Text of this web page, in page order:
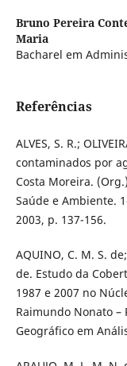
Bruno Pereira
Maria
Bacharel em
Referências
ALVES, S. R.;
contaminados por
Costa Moreira.
Saúde e Ambiente.
2003, p. 137-156.
AQUINO, C. M. S.
de. Estudo da
1987 e 2007 no
Raimundo Nonato –
Geográfico em